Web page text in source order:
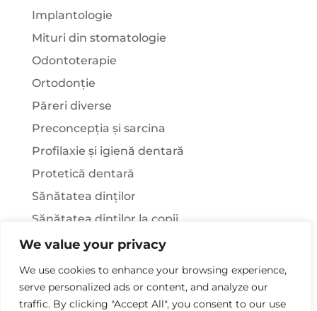
We value your privacy
We use cookies to enhance your browsing experience,
serve personalized ads or content, and analyze our
traffic. By clicking "Accept All", you consent to our use
Implantologie
Mituri din stomatologie
Odontoterapie
Ortodonție
Păreri diverse
Preconcepția și sarcina
Profilaxie și igienă dentară
Protetică dentară
Sănătatea dinților
Sănătatea dinților la copii
Știați că…?
Tratamentul stomatologic la pacienții cu
afecțiuni sistemice